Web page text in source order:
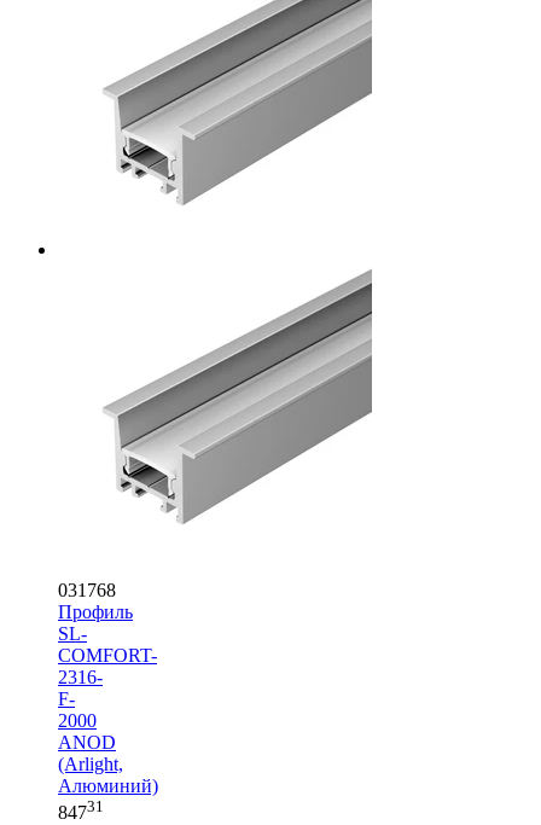
031768
Профиль
SL-
COMFORT-
2316-
F-
2000
ANOD
(Arlight,
Алюминий)
84731